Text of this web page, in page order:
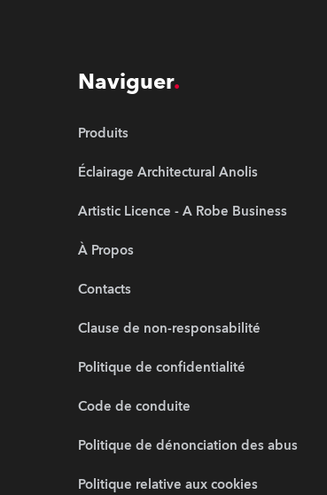
Naviguer
Produits
Éclairage Architectural Anolis
Artistic Licence - A Robe Business
À Propos
Contacts
Clause de non-responsabilité
Politique de confidentialité
Code de conduite
Politique de dénonciation des abus
Politique relative aux cookies